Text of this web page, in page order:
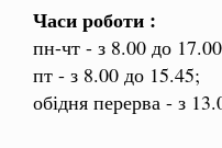
Часи роботи :
пн-чт - з 8.00 до
пт - з 8.00 до 15.45;
обідня перерва - з